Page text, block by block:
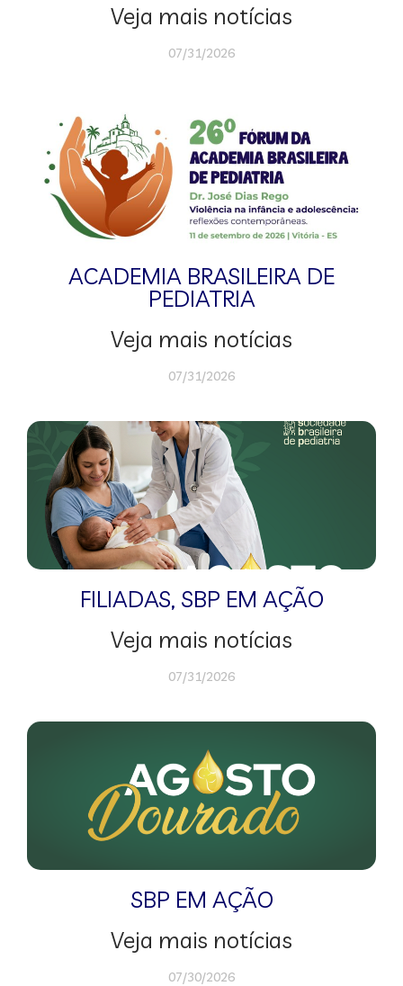
Veja mais notícias
07/31/2026
ACADEMIA BRASILEIRA DE
PEDIATRIA
Veja mais notícias
07/31/2026
FILIADAS, SBP EM AÇÃO
Veja mais notícias
07/31/2026
SBP EM AÇÃO
Veja mais notícias
07/30/2026